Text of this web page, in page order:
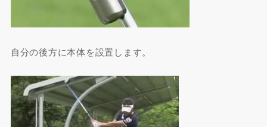
自分の後方に本体を設置します。